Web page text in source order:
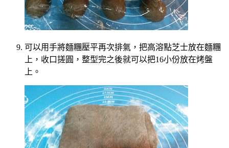
可以用手將麵糰壓平再次排氣，把高溶點芝士放在麵糰
上，收口搓圓，整型完之後就可以把16小份放在烤盤
上。